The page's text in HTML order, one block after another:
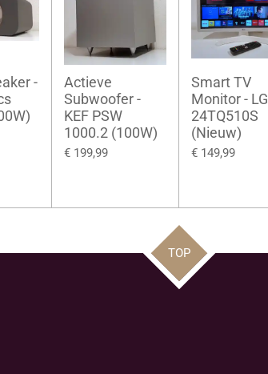
-
Actieve
Subwoofer -
KEF PSW
1000.2 (100W)
€ 199,99
Smart TV
Monitor - LG
24TQ510S
(Nieuw)
€ 149,99
TOP